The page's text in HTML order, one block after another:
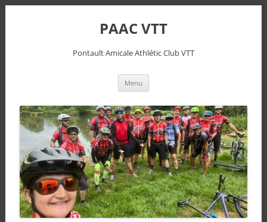
PAAC VTT
Pontault Amicale Athlétic Club VTT
Menu